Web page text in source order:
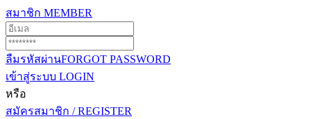
สมาชิก MEMBER
ลืมรหัสผ่านFORGOT PASSWORD
เข้าสู่ระบบ LOGIN
หรือ
สมัครสมาชิก / REGISTER